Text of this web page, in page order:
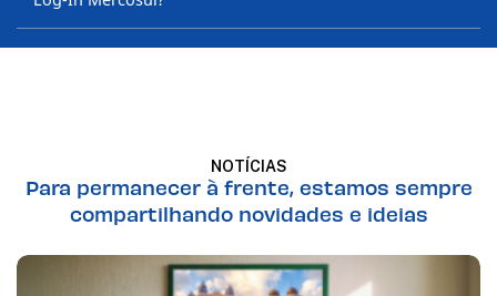
NOTÍCIAS
Para permanecer à frente, estamos sempre
compartilhando novidades e ideias